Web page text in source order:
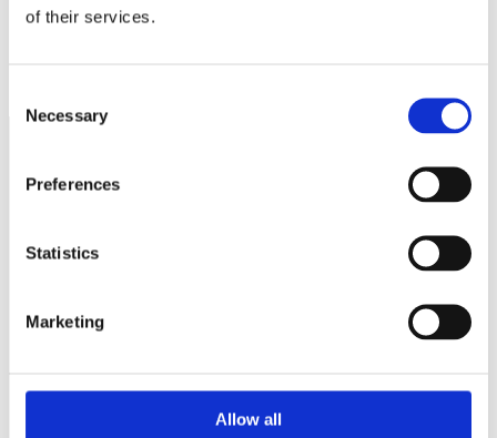
of their services.
Selection
Necessary
Preferences
Statistics
Marketing
Allow all
Näringspolitik
Rådgivning
Nyheter